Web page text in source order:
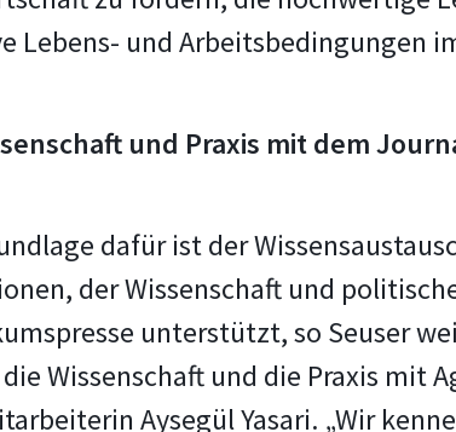
Lebens- und Arbeitsbedingungen
und Praxis mit dem
dafür ist der
der Wissenschaft und
unterstützt, so Seuser
die Wissenschaft und die Praxis
Aysegül Yasari. „Wir